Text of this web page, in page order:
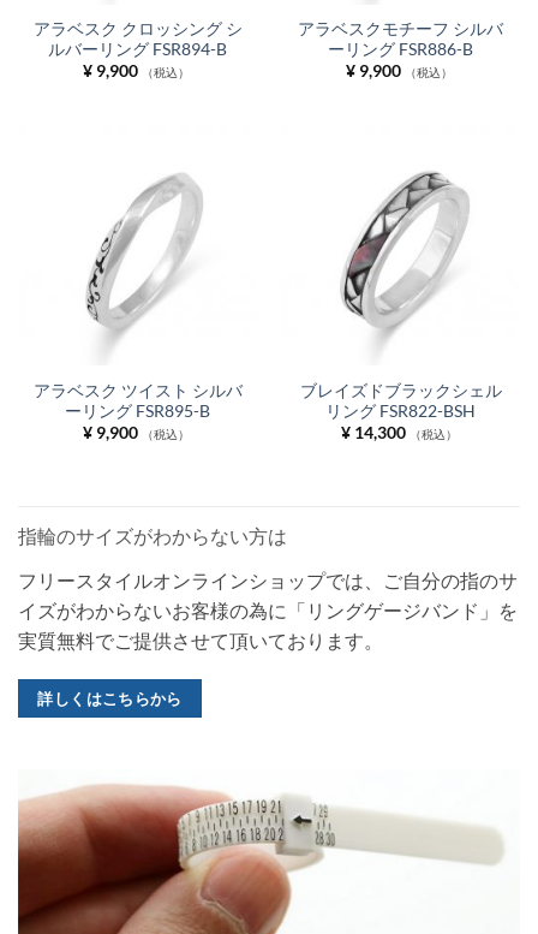
アラベスク クロッシング シ
ルバーリング FSR894-B
¥9,900 （税込）
アラベスクモチーフ シルバ
ーリング FSR886-B
¥9,900 （税込）
アラベスク ツイスト シルバ
ーリング FSR895-B
¥9,900 （税込）
ブレイズドブラックシェル
リング FSR822-BSH
¥14,300 （税込）
指輪のサイズがわからない方は
フリースタイルオンラインショップでは、ご自分の指のサ
イズがわからないお客様の為に「リングゲージバンド」を
実質無料でご提供させて頂いております。
詳しくはこちらから